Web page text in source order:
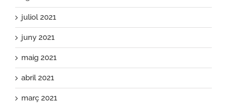
juliol 2021
juny 2021
maig 2021
abril 2021
març 2021